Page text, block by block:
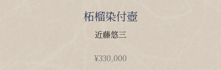
柘榴染付壺
近藤悠三
¥330,000